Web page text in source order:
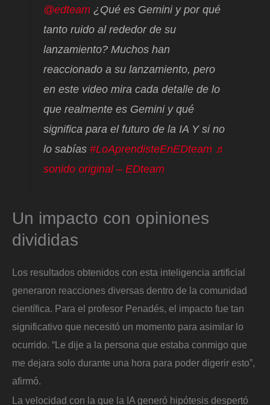
@edteam ¿Qué es Gemini y por qué
tanto ruido al rededor de su
lanzamiento? Muchos han
reaccionado a su lanzamiento, pero
en este video mira cada detalle de lo
que realmente es Gemini y qué
significa para el futuro de la IA Y si no
lo sabías#LoAprendisteEnEDteam ♬
sonido original – EDteam
Un impacto con opiniones
divididas
Los resultados obtenidos con esta inteligencia artificial
generaron reacciones diversas dentro de la comunidad
científica. Para el profesor Penadés, el impacto fue tan
significativo que necesitó un momento para asimilar lo
ocurrido. “Le dije a la persona que estaba conmigo que
me dejara solo durante una hora para poder digerir esto”,
afirmó.
La velocidad con la que la IA generó hipótesis despertó